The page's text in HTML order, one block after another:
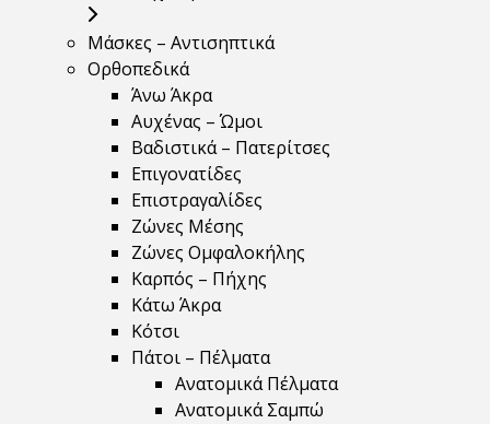
Μάσκες – Αντισηπτικά
Ορθοπεδικά
Άνω Άκρα
Αυχένας – Ώμοι
Βαδιστικά – Πατερίτσες
Επιγονατίδες
Επιστραγαλίδες
Ζώνες Μέσης
Ζώνες Ομφαλοκήλης
Καρπός – Πήχης
Κάτω Άκρα
Κότσι
Πάτοι – Πέλματα
Ανατομικά Πέλματα
Ανατομικά Σαμπώ